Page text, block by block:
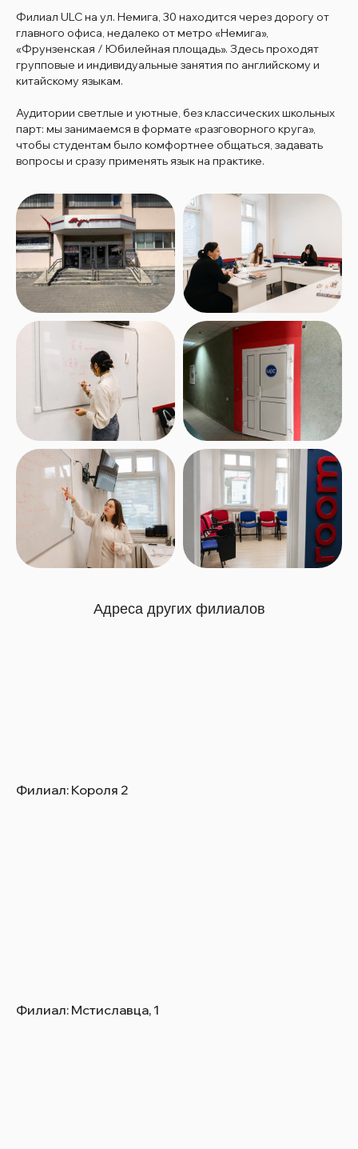
Филиал ULC на ул. Немига, 30 находится через дорогу от
главного офиса, недалеко от метро «Немига»,
«Фрунзенская / Юбилейная площадь». Здесь проходят
групповые и индивидуальные занятия по английскому и
китайскому языкам.
Аудитории светлые и уютные, без классических школьных
парт: мы занимаемся в формате «разговорного круга»,
чтобы студентам было комфортнее общаться, задавать
вопросы и сразу применять язык на практике.
Адреса других филиалов
Филиал: Короля 2
Филиал: Мстиславца, 1